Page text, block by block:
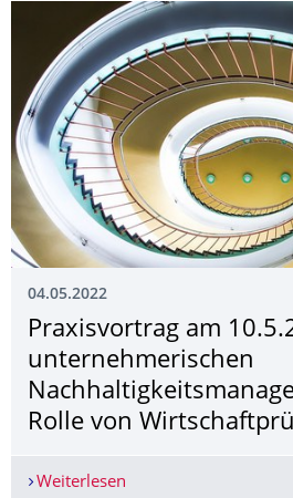
04.05.2022
Praxisvortrag am
unternehmerischen
Rolle von
Weiterlesen